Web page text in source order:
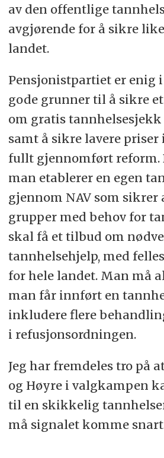
av den offentlige
avgjørende for å sikre
landet.
Pensjonistpartiet er enig
gode grunner til å sikre
om gratis
samt å sikre lavere priser
fullt gjennomført reform.
man etablerer en egen
gjennom NAV som sikrer
grupper med behov for
skal få et tilbud om
tannhelsehjelp, med
for hele landet. Man må
man får innført en
inkludere flere
i refusjonsordningen.
Jeg har fremdeles tro på
og Høyre i valgkampen
til en skikkelig
må signalet komme